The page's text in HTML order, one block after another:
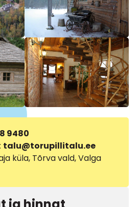
9480
talu@torupillitalu.ee
küla, Tõrva vald, Valga